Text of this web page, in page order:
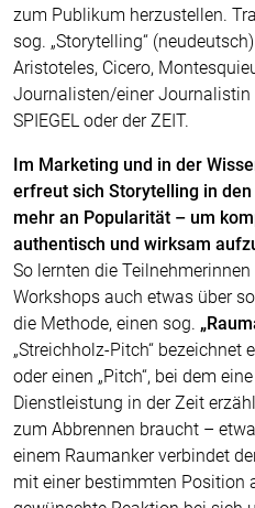
zum Publikum herzustellen.
sog. „Storytelling“
Aristoteles, Cicero,
Journalisten/einer Journalistin
SPIEGEL oder der ZEIT.
Im Marketing und in der
erfreut sich Storytelling in
mehr an Popularität – um
authentisch und wirksam
So lernten die
Workshops auch etwas über
die Methode, einen sog.
„Streichholz-Pitch“ bezeichnet
oder einen „Pitch“, bei dem
Dienstleistung in der Zeit
zum Abbrennen braucht –
einem Raumanker verbindet
mit einer bestimmten Position